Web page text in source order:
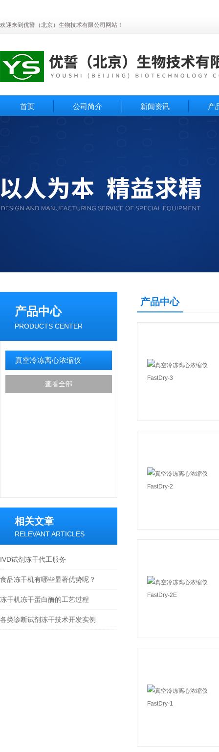
欢迎来到优誓（北京）生物技术有限公司网站！
首页 公司简介 新闻资讯 产
产品中心
PRODUCTS CENTER
真空冷冻离心浓缩仪
查看全部
相关文章
RELEVANT ARTICLES
IVD试剂冻干代工服务
食品冻干机有哪些显著优势呢？
冻干机冻干蛋白酶的工艺过程
各类诊断试剂冻干技术开发实例
产品中心